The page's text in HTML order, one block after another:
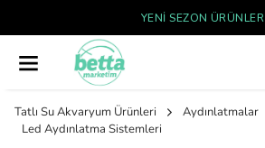
YENI SEZON ÜRÜNLER
Tatlı Su Akvaryum Ürünleri
Aydınlatmalar
Led Aydınlatma Sistemleri